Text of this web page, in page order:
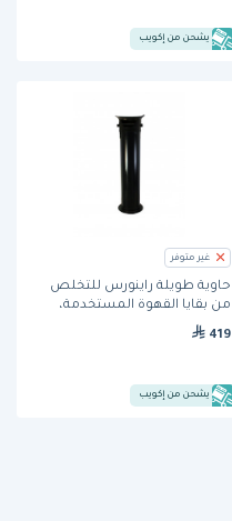
يشحن من إكويب
غير متوفر
حاوية طويلة راينورس للتخلص
من بقايا القهوة المستخدمة،
419
يشحن من إكويب